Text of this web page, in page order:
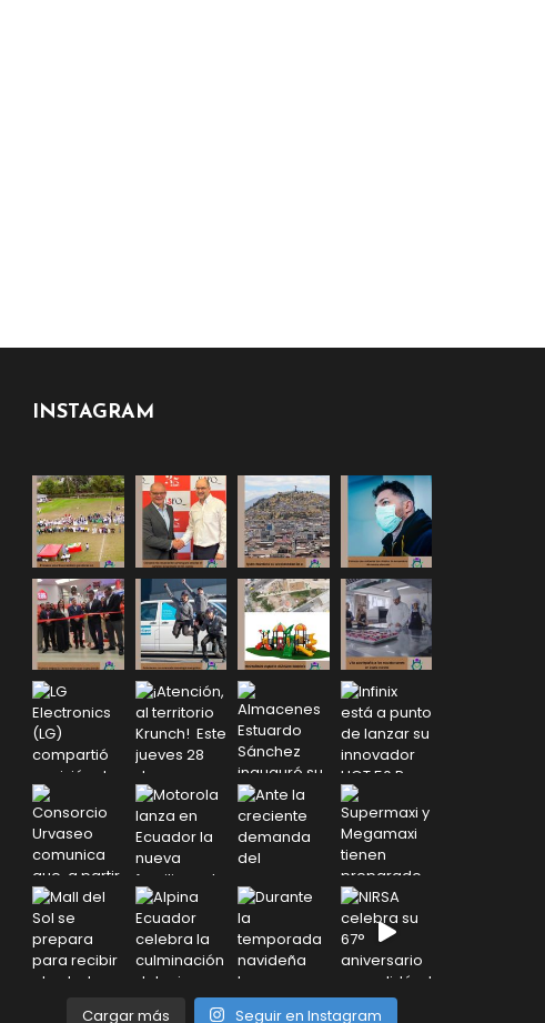
INSTAGRAM
Cargar más Seguir en Instagram